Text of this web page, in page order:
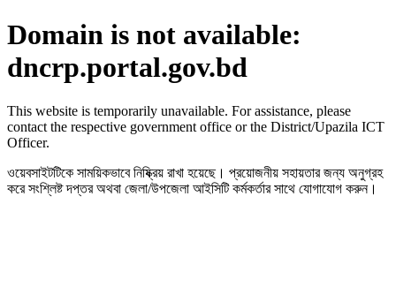
Domain is not available:
dncrp.portal.gov.bd
This website is temporarily unavailable. For assistance, please
contact the respective government office or the District/Upazila ICT
Officer.
ওয়েবসাইটটিকে সাময়িকভাবে নিষ্ক্রিয় রাখা হয়েছে। প্রয়োজনীয় সহায়তার জন্য অনুগ্রহ
করে সংশ্লিষ্ট দপ্তর অথবা জেলা/উপজেলা আইসিটি কর্মকর্তার সাথে যোগাযোগ করুন।